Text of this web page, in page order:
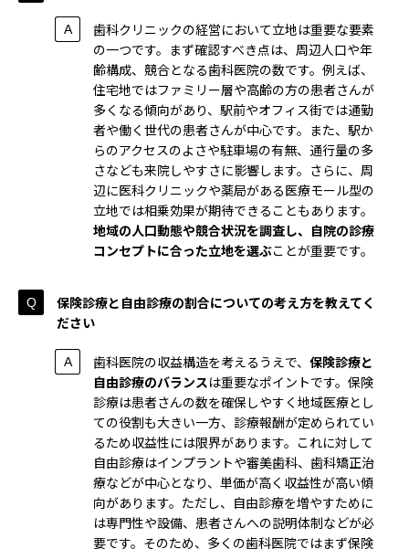
歯科クリニックの経営において立地は重要な要素
の一つです。まず確認すべき点は、周辺人口や年
齢構成、競合となる歯科医院の数です。例えば、
住宅地ではファミリー層や高齢の方の患者さんが
多くなる傾向があり、駅前やオフィス街では通勤
者や働く世代の患者さんが中心です。また、駅か
らのアクセスのよさや駐車場の有無、通行量の多
さなども来院しやすさに影響します。さらに、周
辺に医科クリニックや薬局がある医療モール型の
立地では相乗効果が期待できることもあります。
地域の人口動態や競合状況を調査し、自院の診療
コンセプトに合った立地を選ぶことが重要です。
保険診療と自由診療の割合についての考え方を教えてく
ださい
歯科医院の収益構造を考えるうえで、 保険診療と
自由診療のバランスは重要なポイントです。保険
診療は患者さんの数を確保しやすく地域医療とし
ての役割も大きい一方、診療報酬が定められてい
るため収益性には限界があります。これに対して
自由診療はインプラントや審美歯科、歯科矯正治
療などが中心となり、単価が高く収益性が高い傾
向があります。ただし、自由診療を増やすために
は専門性や設備、患者さんへの説明体制などが必
要です。そのため、多くの歯科医院ではまず保険